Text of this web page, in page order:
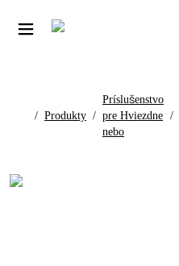
/ Produkty /
Príslušenstvo
pre Hviezdne
nebo
/